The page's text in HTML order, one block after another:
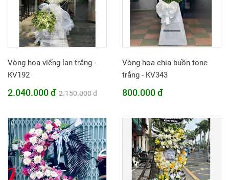
Vòng hoa viếng lan trắng -
KV192
2.040.000 đ 2.150.000 đ
Vòng hoa chia buồn tone
trắng - KV343
800.000 đ